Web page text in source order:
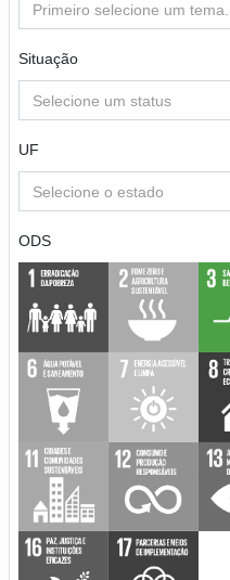
Primeiro selecione um tema...
Situação
Selecione um status
UF
Selecione o estado
ODS